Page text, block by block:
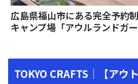
広島県福山市にある完全予約
キャンプ場「アウルランドガ
TOKYO CRAFTS｜【アウ